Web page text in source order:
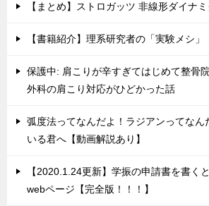
【まとめ】ストロガッツ 非線形ダイナ
【書籍紹介】理系研究者の「実験メシ」
保護中: 肩こりが辛すぎてはじめて整骨
外科の肩こり対応がひどかった話
弧度法ってなんだよ！ラジアンってなん
いる君へ【動画解説あり】
【2020.1.24更新】学振の申請書を書く
webページ【完全版！！！】